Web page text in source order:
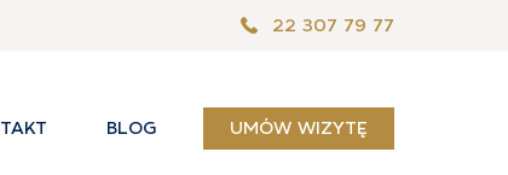
22 307 79 77
BLOG UMÓW WIZYTĘ